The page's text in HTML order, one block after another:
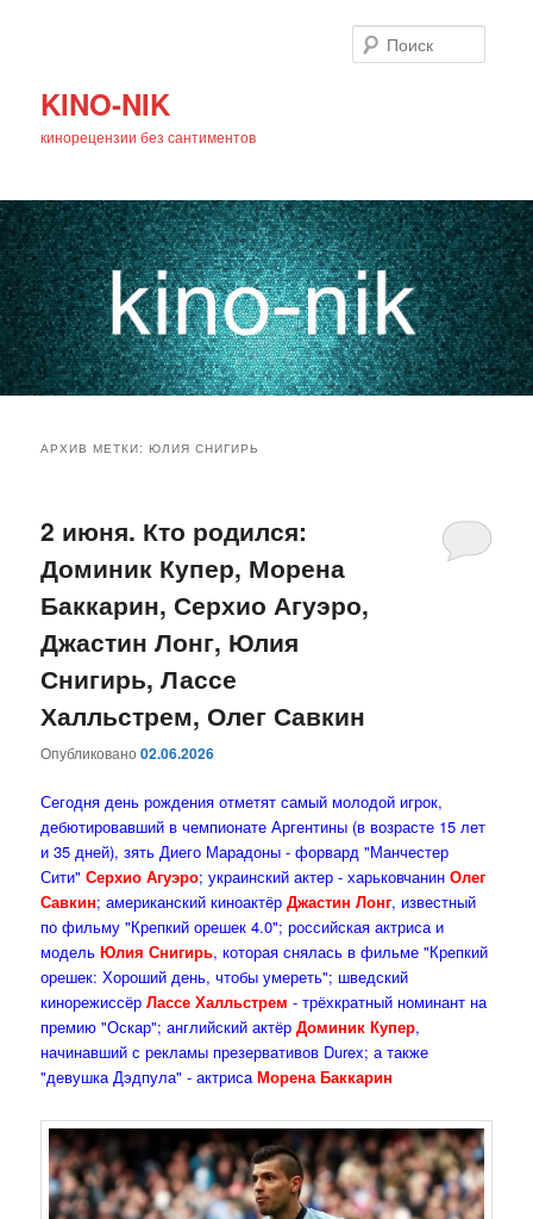
KINO-NIK
кинорецензии без сантиментов
основному
содержимому
дополнительному
содержимому
АРХИВ МЕТКИ:ЮЛИЯ СНИГИРЬ
2 июня. Кто родился:
Доминик Купер, Морена
Баккарин, Серхио Агуэро,
Джастин Лонг, Юлия
Снигирь, Лассе
Халльстрем, Олег Савкин
Опубликовано02.06.2026
Сегодня день рождения отметят самый молодой игрок,
дебютировавший в чемпионате Аргентины (в возрасте 15 лет
и 35 дней), зять Диего Марадоны - форвард "Манчестер
Сити"Серхио Агуэро; украинский актер - харьковчанинОлег
Савкин; американский киноактёрДжастин Лонг, известный
по фильму "Крепкий орешек 4.0"; российская актриса и
модель Юлия Снигирь, которая снялась в фильме "Крепкий
орешек: Хороший день, чтобы умереть"; шведский
кинорежиссёрЛассе Халльстрем - трёхкратный номинант на
премию "Оскар"; английский актёрДоминик Купер,
начинавший с рекламы презервативов Durex; а также
"девушка Дэдпула" - актрисаМорена Баккарин